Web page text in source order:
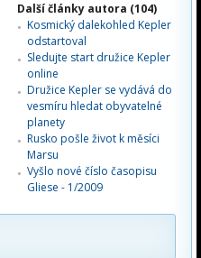
Další články autora (104)
Kosmický dalekohled Kepler
odstartoval
Sledujte start družice Kepler
online
Družice Kepler se vydává do
vesmíru hledat obyvatelné
planety
Rusko pošle život k měsíci
Marsu
Vyšlo nové číslo časopisu
Gliese - 1/2009